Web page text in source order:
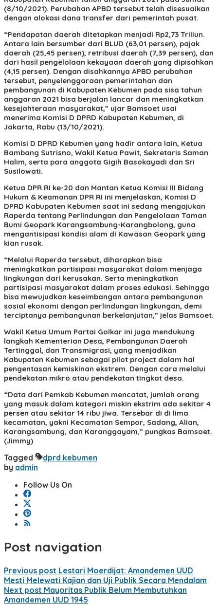
(8/10/2021). Perubahan APBD tersebut telah disesuaikan
dengan alokasi dana transfer dari pemerintah pusat.
“Pendapatan daerah ditetapkan menjadi Rp2,73 Triliun.
Antara lain bersumber dari BLUD (63,01 persen), pajak
daerah (25,45 persen), retribusi daerah (7,39 persen), dan
dari hasil pengelolaan kekayaan daerah yang dipisahkan
(4,15 persen). Dengan disahkannya APBD perubahan
tersebut, penyelenggaraan pemerintahan dan
pembangunan di Kabupaten Kebumen pada sisa tahun
anggaran 2021 bisa berjalan lancar dan meningkatkan
kesejahteraan masyarakat,” ujar Bamsoet usai
menerima Komisi D DPRD Kabupaten Kebumen, di
Jakarta, Rabu (13/10/2021).
Komisi D DPRD Kebumen yang hadir antara lain, Ketua
Bambang Sutrisno, Wakil Ketua Pawit, Sekretaris Saman
Halim, serta para anggota Gigih Basokayadi dan Sri
Susilowati.
Ketua DPR RI ke-20 dan Mantan Ketua Komisi III Bidang
Hukum & Keamanan DPR RI ini menjelaskan, Komisi D
DPRD Kabupaten Kebumen saat ini sedang mengajukan
Raperda tentang Perlindungan dan Pengelolaan Taman
Bumi Geopark Karangsambung-Karangbolong, guna
mengantisipasi kondisi alam di Kawasan Geopark yang
kian rusak.
“Melalui Raperda tersebut, diharapkan bisa
meningkatkan partisipasi masyarakat dalam menjaga
lingkungan dari kerusakan. Serta meningkatkan
partisipasi masyarakat dalam proses edukasi. Sehingga
bisa mewujudkan keseimbangan antara pembangunan
sosial ekonomi dengan perlindungan lingkungan, demi
terciptanya pembangunan berkelanjutan,” jelas Bamsoet.
Wakil Ketua Umum Partai Golkar ini juga mendukung
langkah Kementerian Desa, Pembangunan Daerah
Tertinggal, dan Transmigrasi, yang menjadikan
Kabupaten Kebumen sebagai pilot project dalam hal
pengentasan kemiskinan ekstrem. Dengan cara melalui
pendekatan mikro atau pendekatan tingkat desa.
“Data dari Pemkab Kebumen mencatat, jumlah orang
yang masuk dalam kategori miskin ekstrim ada sekitar 4
persen atau sekitar 14 ribu jiwa. Tersebar di di lima
kecamatan, yakni Kecamatan Sempor, Sadang, Alian,
Karangsambung, dan Karanggayam,” pungkas Bamsoet.
(Jimmy)
Tagged
dprd kebumen
by admin
Follow Us On
Post navigation
Previous post Lestari Moerdijat: Amandemen UUD
Mesti Melewati Kajian dan Uji Publik Secara Mendalam
Next post Mayoritas Publik Belum Membutuhkan
Amandemen UUD 1945